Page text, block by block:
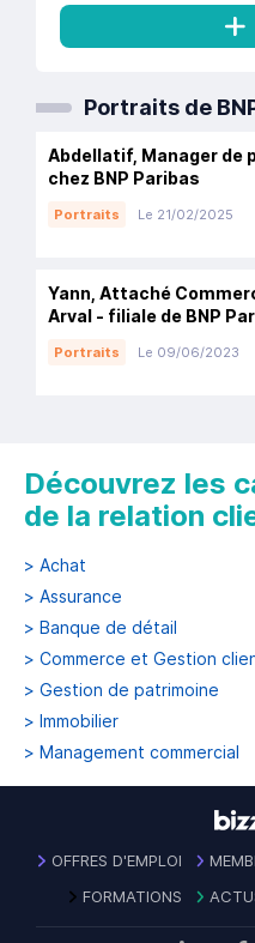
Portraits de
Abdellatif, Manager de
chez BNP Paribas
Portraits Le 21/02/2025
Yann, Attaché
Arval - filiale de BNP
Portraits Le 09/06/2023
Découvrez les
de la relation
> Achat
> Assurance
> Banque de détail
> Commerce et Gestion
> Gestion de patrimoine
> Immobilier
> Management commercial
OFFRES D'EMPLOI
FORMATIONS